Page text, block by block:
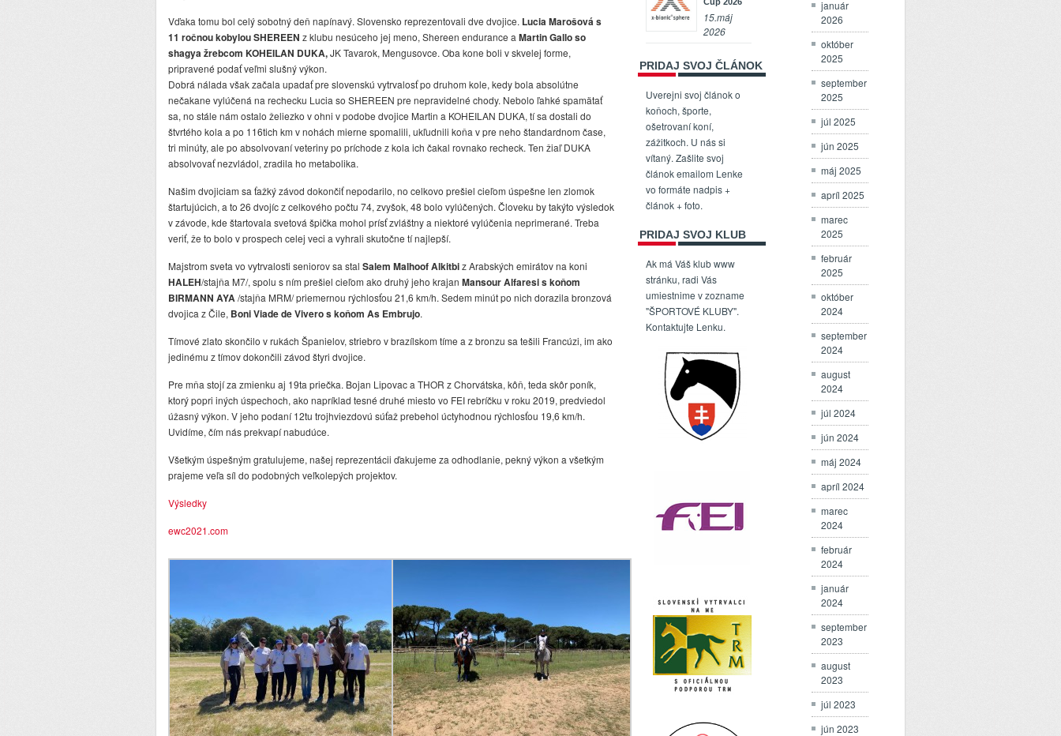
Vďaka tomu bol celý sobotný deň napínavý. Slovensko reprezentovali dve dvojice. Lucia Marošová s
11 ročnou kobylou SHEREEN z klubu nesúceho jej meno, Shereen endurance a Martin Gallo so
shagya žrebcom KOHEILAN DUKA,JK Tavarok, Mengusovce. Oba kone boli v skvelej forme,
pripravené podať veľmi slušný výkon.
Dobrá nálada však začala upadať pre slovenskú vytrvalosť po druhom kole, kedy bola absolútne
nečakane vylúčená na rechecku Lucia so SHEREEN pre nepravidelné chody. Nebolo ľahké spamätať
sa, no stále nám ostalo želiezko v ohni v podobe dvojice Martin a KOHEILAN DUKA, tí sa dostali do
štvrtého kola a po 116tich km v nohách mierne spomalili, ukľudnili koňa v pre neho štandardnom čase,
tri minúty, ale po absolvovaní veteriny po príchode z kola ich čakal rovnako recheck. Ten žiaľ DUKA
absolvovať nezvládol, zradila ho metabolika.
Našim dvojiciam sa ťažký závod dokončiť nepodarilo, no celkovo prešiel cieľom úspešne len zlomok
štartujúcich, a to 26 dvojíc z celkového počtu 74, zvyšok, 48 bolo vylúčených. Človeku by takýto výsledok
v závode, kde štartovala svetová špička mohol prísť zvláštny a niektoré vylúčenia neprimerané. Treba
veriť, že to bolo v prospech celej veci a vyhrali skutočne tí najlepší.
Majstrom sveta vo vytrvalosti seniorov sa stal Salem Malhoof Alkitbiz Arabských emirátov na koni
HALEH/stajňa M7/, spolu s ním prešiel cieľom ako druhý jeho krajan Mansour Alfaresi s koňom
BIRMANN AYA/stajňa MRM/ priemernou rýchlosťou 21,6 km/h. Sedem minút po nich dorazila bronzová
dvojica z Čile, Boni Viade de Vivero s koňom As Embrujo.
Tímové zlato skončilo v rukách Španielov, striebro v brazílskom tíme a z bronzu sa tešili Francúzi, im ako
jedinému z tímov dokončili závod štyri dvojice.
Pre mňa stojí za zmienku aj 19ta priečka. Bojan Lipovac a THOR z Chorvátska, kôň, teda skôr poník,
ktorý popri iných úspechoch, ako napríklad tesné druhé miesto vo FEI rebríčku v roku 2019, predviedol
úžasný výkon. V jeho podaní 12tu trojhviezdovú súťaž prebehol úctyhodnou rýchlosťou 19,6 km/h.
Uvidíme, čím nás prekvapí nabudúce.
Všetkým úspešným gratulujeme, našej reprezentácii ďakujeme za odhodlanie, pekný výkon a všetkým
prajeme veľa síl do podobných veľkolepých projektov.
Výsledky
ewc2021.com
15.máj
2026
PRIDAJ SVOJ ČLÁNOK
Uverejni svoj článok o
koňoch, športe,
ošetrovaní koní,
zážitkoch. U nás si
vítaný. Zašlite svoj
článok emailom Lenke
vo formáte nadpis +
článok + foto.
PRIDAJ SVOJ KLUB
Ak má Váš klub www
stránku, radi Vás
umiestnime v zozname
"ŠPORTOVÉ KLUBY".
Kontaktujte Lenku.
január
2026
október
2025
september
2025
júl 2025
jún 2025
máj 2025
apríl 2025
marec
2025
február
2025
október
2024
september
2024
august
2024
júl 2024
jún 2024
máj 2024
apríl 2024
marec
2024
február
2024
január
2024
september
2023
august
2023
júl 2023
jún 2023